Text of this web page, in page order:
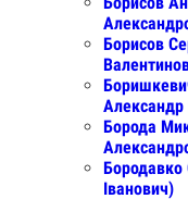
Борисов
Александр
Борода
Іванович)